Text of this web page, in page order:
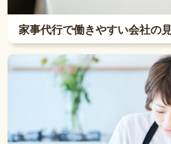
家事代行で働きやすい会社の